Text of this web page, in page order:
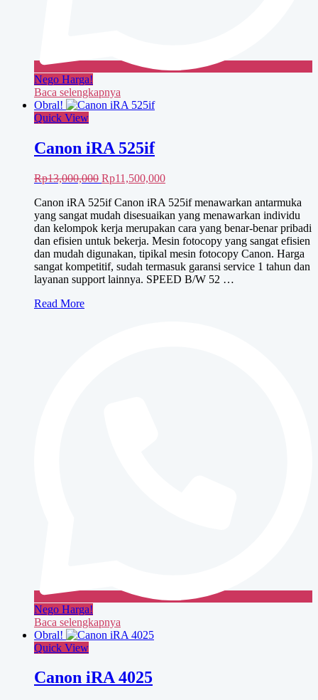
Nego Harga!
Baca selengkapnya
Obral!
Quick View
Canon iRA 525if
Rp13,000,000 Harga
adalah:
Rp13,000,000.
Rp11,500,000Harga
ini
adalah:
Rp11,500,000.
Canon iRA 525if Canon iRA 525if menawarkan antarmuka
yang sangat mudah disesuaikan yang menawarkan individu
dan kelompok kerja merupakan cara yang benar-benar pribadi
dan efisien untuk bekerja. Mesin fotocopy yang sangat efisien
dan mudah digunakan, tipikal mesin fotocopy Canon. Harga
sangat kompetitif, sudah termasuk garansi service 1 tahun dan
layanan support lainnya. SPEED B/W 52 …
Canon
Read More
Nego Harga!
Baca selengkapnya
Obral!
Quick View
Canon iRA 4025